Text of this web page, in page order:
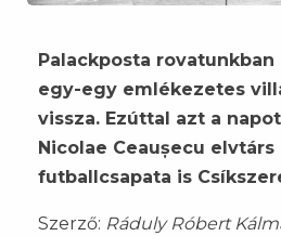
Palackposta
egy-egy emlékezetes
vissza. Ezúttal azt a
Nicolae Ceaușecu
futballcsapata is
Szerző: Ráduly Róbert